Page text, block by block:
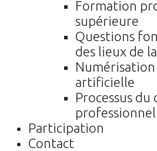
Formation
supérieure
Questions
des lieux de
artificielle
Processus du
Participation
Contact